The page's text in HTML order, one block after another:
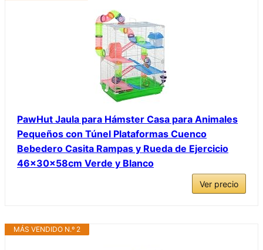
PawHut Jaula para Hámster Casa para Animales
Pequeños con Túnel Plataformas Cuenco
Bebedero Casita Rampas y Rueda de Ejercicio
46x30x58cm Verde y Blanco
Ver precio
MÁS VENDIDO N.º 2